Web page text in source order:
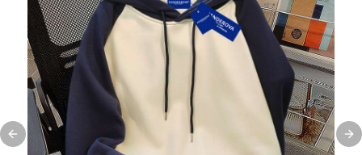
Previous slide